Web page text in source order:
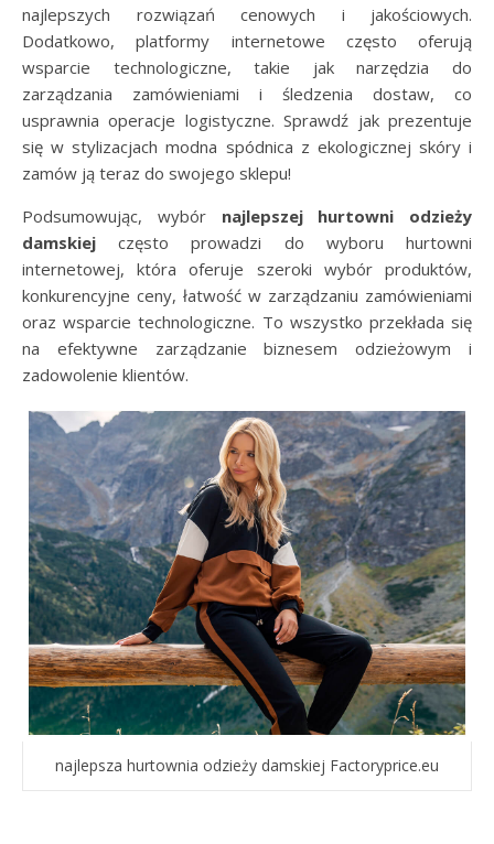
najlepszych rozwiązań cenowych i jakościowych.
Dodatkowo, platformy internetowe często oferują
wsparcie technologiczne, takie jak narzędzia do
zarządzania zamówieniami i śledzenia dostaw, co
usprawnia operacje logistyczne. Sprawdź jak prezentuje
się w stylizacjach modna spódnica z ekologicznej skóry i
zamów ją teraz do swojego sklepu!
Podsumowując, wybór najlepszej hurtowni odzieży
damskiej często prowadzi do wyboru hurtowni
internetowej, która oferuje szeroki wybór produktów,
konkurencyjne ceny, łatwość w zarządzaniu zamówieniami
oraz wsparcie technologiczne. To wszystko przekłada się
na efektywne zarządzanie biznesem odzieżowym i
zadowolenie klientów.
najlepsza hurtownia odzieży damskiej Factoryprice.eu